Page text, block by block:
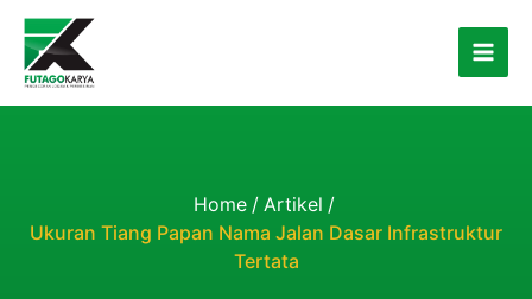
Skip to content
Home / Artikel /
Ukuran Tiang Papan Nama Jalan Dasar Infrastruktur
Tertata